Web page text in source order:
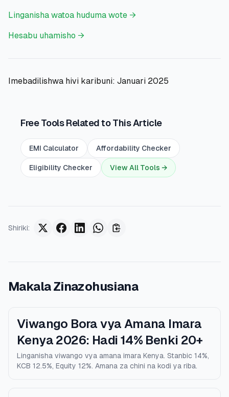
Linganisha watoa huduma wote →
Hesabu uhamisho →
Imebadilishwa hivi karibuni: Januari 2025
Free Tools Related to This Article
EMI Calculator Affordability Checker
Eligibility Checker View All Tools →
Shiriki:
Makala Zinazohusiana
Viwango Bora vya Amana Imara
Kenya 2026: Hadi 14% Benki 20+
Linganisha viwango vya amana imara Kenya. Stanbic 14%,
KCB 12.5%, Equity 12%. Amana za chini na kodi ya riba.